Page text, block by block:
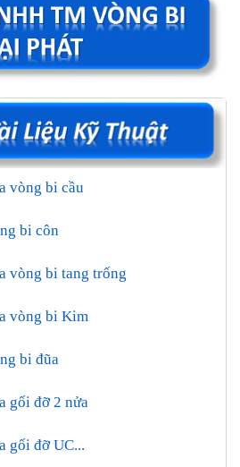
vòng bi cầu
bi côn
vòng bi tang trống
vòng bi Kim
bi đũa
gối đỡ 2 nửa
gối đỡ UC...